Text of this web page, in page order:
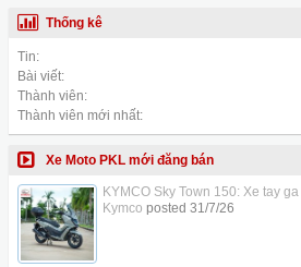
Thống kê
Tin:
Bài viết:
Thành viên:
Thành viên mới nhất:
Xe Moto PKL mới đăng bán
KYMCO Sky Town 150: Xe tay
Kymco posted 31/7/26